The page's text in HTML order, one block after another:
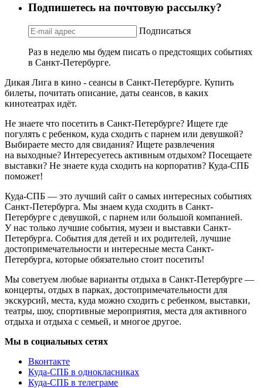
Подпишетесь на почтовую рассылку?
Подписаться
Раз в неделю мы будем писать о предстоящих событиях
в Санкт-Петербурге.
Дикая Лига в кино - сеансы в Санкт-Петербурге. Купить
билеты, почитать описание, даты сеансов, в каких
кинотеатрах идёт.
Не знаете что посетить в Санкт-Петербурге? Ищете где
погулять с ребенком, куда сходить с парнем или девушкой?
Выбираете место для свидания? Ищете развлечения
на выходные? Интересуетесь активным отдыхом? Посещаете
выставки? Не знаете куда сходить на корпоратив? Куда-СПБ
поможет!
Куда-СПБ — это лучший сайт о самых интересных событиях
Санкт-Петербурга. Мы знаем куда сходить в Санкт-
Петербурге с девушкой, с парнем или большой компанией.
У нас только лучшие события, музеи и выставки Санкт-
Петербурга. События для детей и их родителей, лучшие
достопримечательности и интересные места Санкт-
Петербурга, которые обязательно стоит посетить!
Мы советуем любые варианты отдыха в Санкт-Петербурге —
концерты, отдых в парках, достопримечательности для
экскурсий, места, куда можно сходить с ребенком, выставки,
театры, шоу, спортивные мероприятия, места для активного
отдыха и отдыха с семьей, и многое другое.
Мы в социальных сетях
Вконтакте
Куда-СПБ в однокласниках
Куда-СПБ в телеграме